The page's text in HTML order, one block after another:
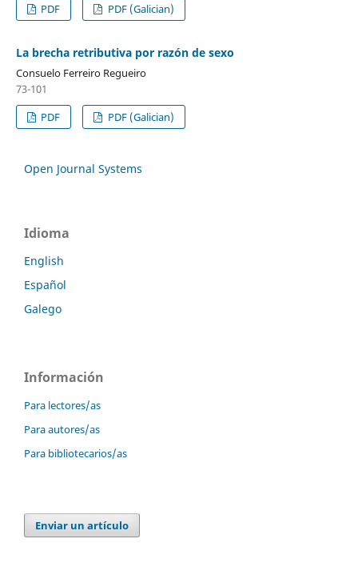
PDF
PDF (Galician)
La brecha retributiva por razón de sexo
Consuelo Ferreiro Regueiro
73-101
PDF
PDF (Galician)
Open Journal Systems
Idioma
English
Español
Galego
Información
Para lectores/as
Para autores/as
Para bibliotecarios/as
Enviar un artículo